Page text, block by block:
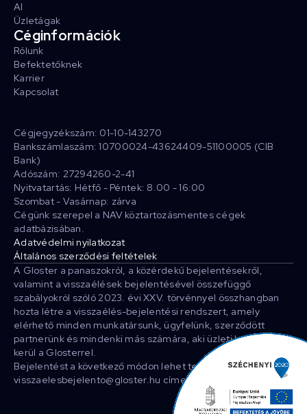
AI
Üzletágak
Céginformációk
Rólunk
Befektetőknek
Karrier
Kapcsolat
Cégjegyzékszám: 01-10-143270
Bankszámlaszám: 10700024-43624409-51100005 (CIB
Bank)
Adószám: 27294260-2-41
Nyitvatartás: Hétfő - Péntek: 8.00 - 16:00
Szombat - Vasárnap: zárva
Cégünk szerepel a NAV köztartozásmentes cégek
adatbázisában.
Adatvédelmi nyilatkozat
Általános szerződési feltételek
A Gloster a panaszokról, a közérdekű bejelentésekről,
valamint a visszaélések bejelentésével összefüggő
szabályokról szóló 2023. évi XXV. törvénnyel összhangban
hozta létre a visszaélés-bejelentési rendszert, amely
elérhető minden munkatársunk, ügyfelünk, szerződött
partnerünk és mindenki más számára, aki üzleti kapcsolatba
kerül a Glosterrel.
Bejelentést a következő módon lehet tenni: E-mailben a
visszaelesbejelento@gloster.hu címen